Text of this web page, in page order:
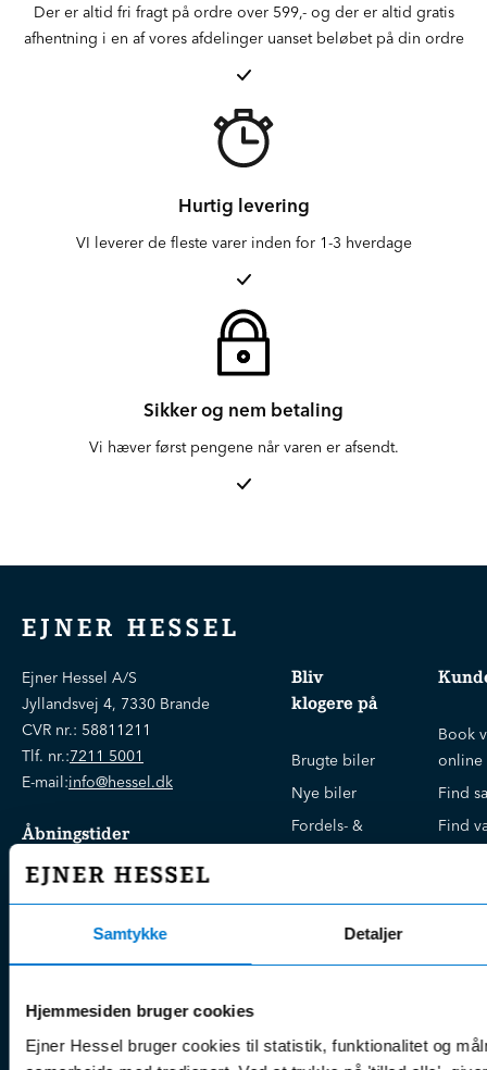
Samtykke Detaljer
Hjemmesiden bruger cookies
Ejner Hessel bruger cookies til statistik, funktionalitet og
Der er altid fri fragt på ordre over 599,- og der er altid gratis
afhentning i en af vores afdelinger uanset beløbet på din ordre
Hurtig levering
VI leverer de fleste varer inden for 1-3 hverdage
Sikker og nem betaling
Vi hæver først pengene når varen er afsendt.
EJNER HESSEL
Ejner Hessel A/S
Jyllandsvej 4, 7330 Brande
CVR nr.: 58811211
Tlf. nr.:7211 5001
E-mail:info@hessel.dk
Åbningstider
Man - Fre:
07.30 - 17.30
Bliv
klogere på
Brugte biler
Nye biler
Fordels- &
& tricks
Kampagner
& nyheder
Tilmeld dig
Book
online
Find
Find